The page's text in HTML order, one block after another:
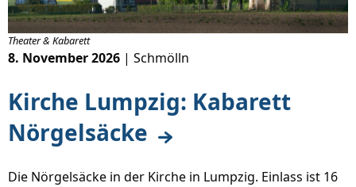
Kirche Lumpzig: Kabarett
Nörgelsäcke
Theater & Kabarett
8. November 2026 | Schmölln
Die Nörgelsäcke in der Kirche in Lumpzig. Einlass ist 16